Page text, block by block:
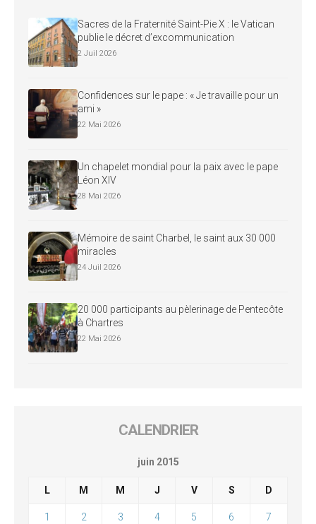
Sacres de la Fraternité Saint-Pie X : le Vatican
publie le décret d’excommunication
2 Juil 2026
Confidences sur le pape : « Je travaille pour un
ami »
22 Mai 2026
Un chapelet mondial pour la paix avec le pape
Léon XIV
28 Mai 2026
Mémoire de saint Charbel, le saint aux 30 000
miracles
24 Juil 2026
20 000 participants au pèlerinage de Pentecôte
à Chartres
22 Mai 2026
CALENDRIER
juin 2015
L M M J V S D
1 2 3 4 5 6 7